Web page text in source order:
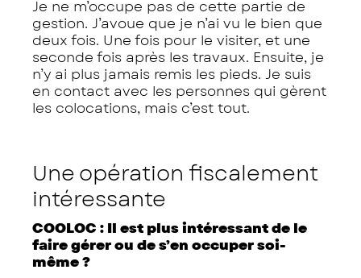
Je ne m’occupe pas de cette partie de
gestion. J’avoue que je n’ai vu le bien que
deux fois. Une fois pour le visiter, et une
seconde fois après les travaux. Ensuite, je
n’y ai plus jamais remis les pieds. Je suis
en contact avec les personnes qui gèrent
les colocations, mais c’est tout.
Une opération fiscalement
intéressante
COOLOC : Il est plus intéressant de le
faire gérer ou de s’en occuper soi-
même ?